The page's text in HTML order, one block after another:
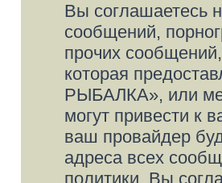
Вы соглашаетесь
сообщений,
прочих
которая
РЫБАЛКА», или
могут привести к
ваш провайдер
адреса всех
политики. Вы